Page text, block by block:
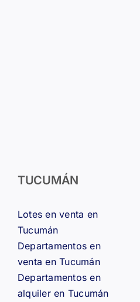
TUCUMÁN
Lotes en venta en
Tucumán
Departamentos en
venta en Tucumán
Departamentos en
alquiler en Tucumán